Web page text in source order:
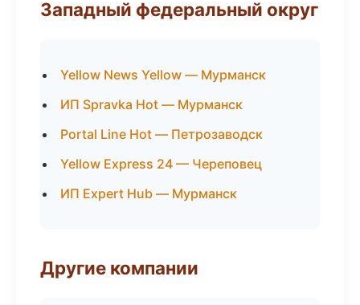
Западный федеральный округ
Yellow News Yellow — Мурманск
ИП Spravka Hot — Мурманск
Portal Line Hot — Петрозаводск
Yellow Express 24 — Череповец
ИП Expert Hub — Мурманск
Другие компании